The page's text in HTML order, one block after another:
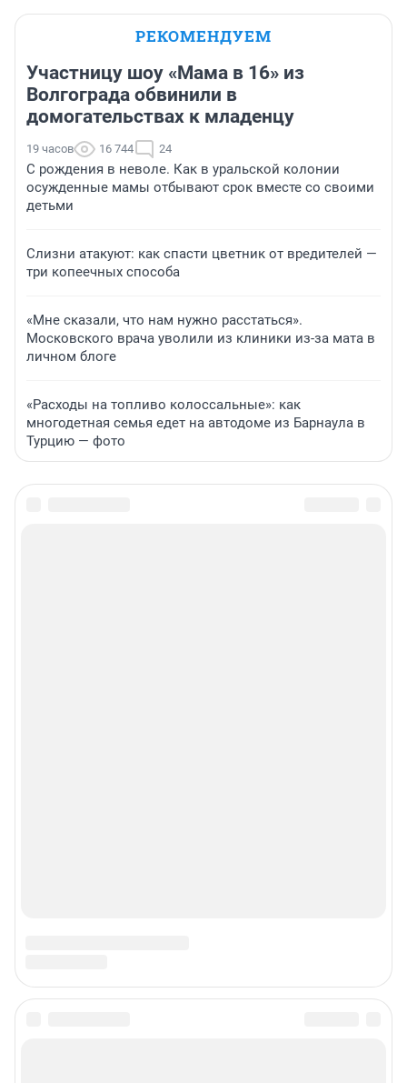
РЕКОМЕНДУЕМ
Участницу шоу «Мама в 16» из
Волгограда обвинили в
домогательствах к младенцу
19 часов 16 744 24
С рождения в неволе. Как в уральской колонии
осужденные мамы отбывают срок вместе со своими
детьми
Слизни атакуют: как спасти цветник от вредителей —
три копеечных способа
«Мне сказали, что нам нужно расстаться».
Московского врача уволили из клиники из-за мата в
личном блоге
«Расходы на топливо колоссальные»: как
многодетная семья едет на автодоме из Барнаула в
Турцию — фото